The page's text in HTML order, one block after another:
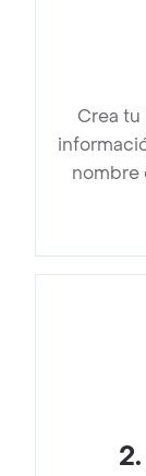
Crea
nombre
2.